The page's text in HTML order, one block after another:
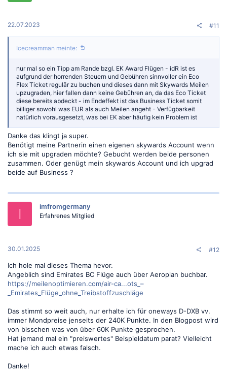
22.07.2023 #11
Icecreamman meinte:
nur mal so ein Tipp am Rande bzgl. EK Award Flügen - idR ist es
aufgrund der horrenden Steuern und Gebühren sinnvoller ein Eco
Flex Ticket regulär zu buchen und dieses dann mit Skywards Meilen
upzugraden, hier fallen dann keine Gebühren an, da das Eco Ticket
diese bereits abdeckt - im Endeffekt ist das Business Ticket somit
billiger sowohl was EUR als auch Meilen angeht - Verfügbarkeit
natürlich vorausgesetzt, was bei EK aber häufig kein Problem ist
Danke das klingt ja super.
Benötigt meine Partnerin einen eigenen skywards Account wenn
ich sie mit upgraden möchte? Gebucht werden beide personen
zusammen. Oder genügt mein skywards Account und ich upgrad
beide auf Business ?
I imfromgermany
Erfahrenes Mitglied
30.01.2025 #12
Ich hole mal dieses Thema hevor.
Angeblich sind Emirates BC Flüge auch über Aeroplan buchbar.
https://meilenoptimieren.com/air-ca...ots_–
_Emirates_Flüge_ohne_Treibstoffzuschläge
Das stimmt so weit auch, nur erhalte ich für oneways D-DXB vv.
immer Mondpreise jenseits der 240K Punkte. In den Blogpost wird
von bisschen was von über 60K Punkte gesprochen.
Hat jemand mal ein "preiswertes" Beispieldatum parat? Vielleicht
mache ich auch etwas falsch.
Danke!